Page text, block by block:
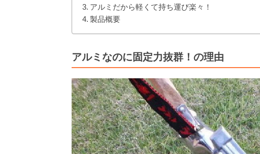
アルミだから軽くて持ち運び楽々！
製品概要
アルミなのに固定力抜群！の理由